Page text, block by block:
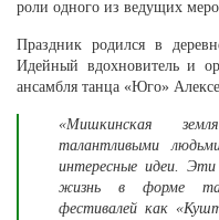
роли одного из ведущих
Праздник родился в
Идейный вдохновитель и
ансамбля танца «Юго»
«Мишкинская
талантливыми
интересные идеи.
жизнь в форме
фестивалей как